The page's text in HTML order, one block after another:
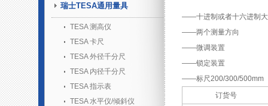
瑞士TESA通用量具
TESA 测高仪
TESA 卡尺
TESA 外径千分尺
TESA 内径千分尺
TESA 指示表
TESA 水平仪/倾斜仪
——十进制或者十六进制
——两个测量方向
——微调装置
——锁定装置
——标尺200/300/500mm
订货号